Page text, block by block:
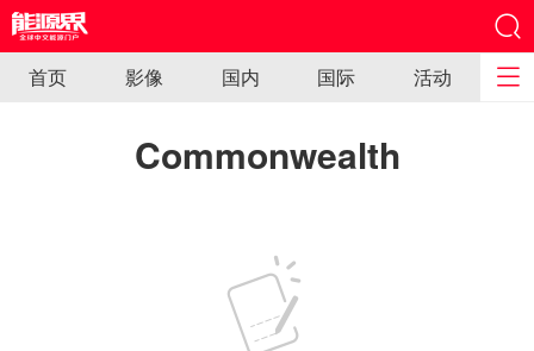
首页 影像 国内 国际 活动
Commonwealth